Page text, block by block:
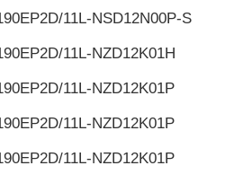
11L-NSD12N00P-S
11L-NZD12K01H
11L-NZD12K01P
11L-NZD12K01P
11L-NZD12K01P